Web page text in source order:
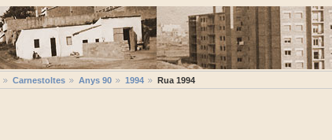
Carnestoltes Anys 90 1994 Rua 1994